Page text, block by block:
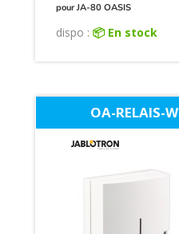
pour JA-80 OASIS
dispo : 📦 En stock
OA-RELAIS-W